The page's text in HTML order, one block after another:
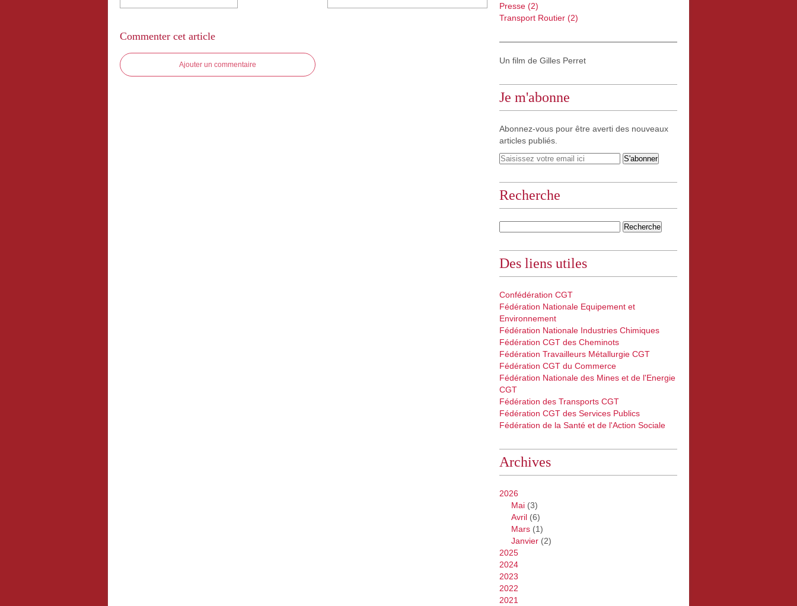
Commenter cet article
Ajouter un commentaire
Presse (2)
Transport Routier (2)
Un film de Gilles Perret
Je m'abonne
Abonnez-vous pour être averti des nouveaux
articles publiés.
Recherche
Des liens utiles
Confédération CGT
Fédération Nationale Equipement et
Environnement
Fédération Nationale Industries Chimiques
Fédération CGT des Cheminots
Fédération Travailleurs Métallurgie CGT
Fédération CGT du Commerce
Fédération Nationale des Mines et de l'Energie
CGT
Fédération des Transports CGT
Fédération CGT des Services Publics
Fédération de la Santé et de l'Action Sociale
Archives
2026
Mai (3)
Avril (6)
Mars (1)
Janvier (2)
2025
2024
2023
2022
2021